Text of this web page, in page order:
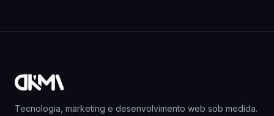
Tecnologia, marketing e desenvolvimento web sob medida.